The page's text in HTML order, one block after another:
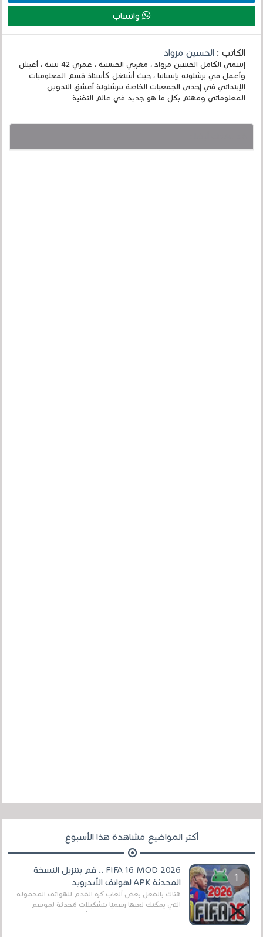
واتساب
الكاتب :الحسين مزواد
إسمي الكامل الحسين مزواد ، مغربي الجنسية ، عمري 42 سنة ، أعيش
وأعمل في برشلونة بإسبانيا ، حيث أشتغل كأستاذ قسم المعلوميات
الإبتدائي في إحدى الجمعيات الخاصة ببرشلونة أعشق التدوين
المعلوماتي ومهتم بكل ما هو جديد في عالم التقنية
أكثر المواضيع مشاهدة هذا الأسبوع
FIFA 16 MOD 2026 .. قم بتنزيل النسخة
المحدثة APK لهواتف الأندرويد
هناك بالفعل بعض ألعاب كرة القدم للهواتف المحمولة
التي يمكنك لعبها رسميًا بتشكيلات مُحدثة لموسم